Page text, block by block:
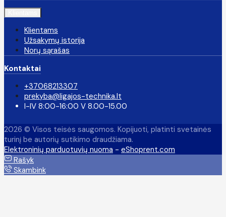
Klientams
Užsakymų istorija
Norų sąrašas
Kontaktai
+37068213307
prekyba@ligajos-technika.lt
I-IV 8:00-16:00 V 8.00-15.00
2026 © Visos teisės saugomos. Kopijuoti, platinti svetainės
turinį be autorių sutikimo draudžiama.
Elektroninių parduotuvių nuoma - eShoprent.com
Rašyk
Skambink